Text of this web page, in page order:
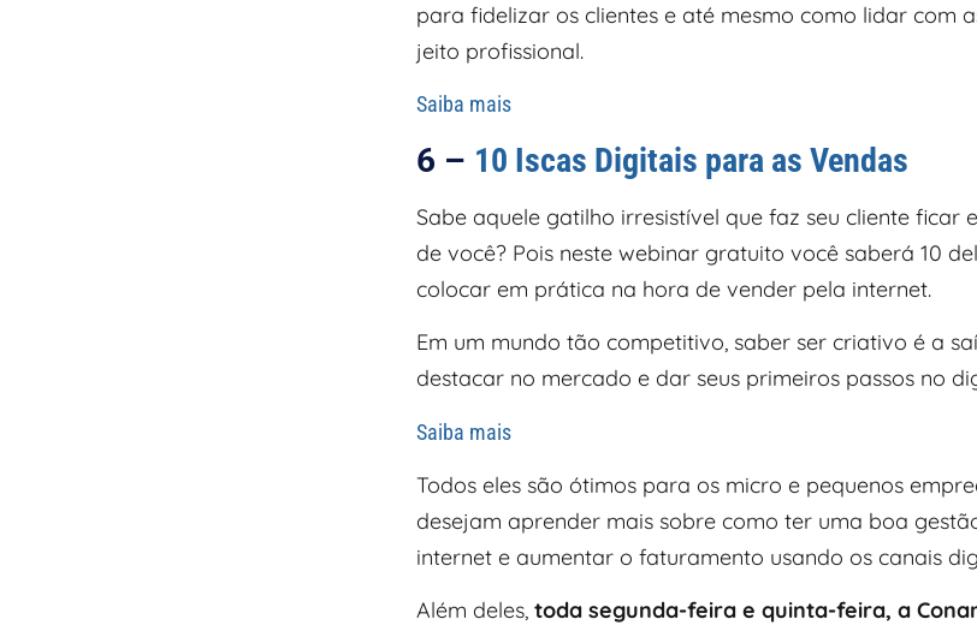
para fidelizar os clientes e até mesmo como lidar com
jeito profissional.
Saiba mais
6 – 10 Iscas Digitais para as Vendas
Sabe aquele gatilho irresistível que faz seu cliente ficar
de você? Pois neste webinar gratuito você saberá 10
colocar em prática na hora de vender pela internet.
Em um mundo tão competitivo, saber ser criativo é a
destacar no mercado e dar seus primeiros passos no
Saiba mais
Todos eles são ótimos para os micro e pequenos
desejam aprender mais sobre como ter uma boa
internet e aumentar o faturamento usando os canais
Além deles, toda segunda-feira e quinta-feira, a